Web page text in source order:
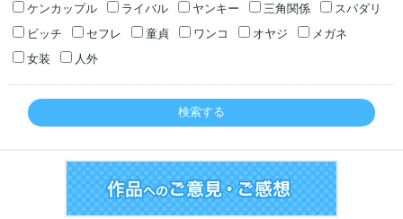
ケンカップル
ライバル ヤンキー 三角関係
スパダリ
ビッチ
セフレ 童貞 ワンコ オヤジ
メガネ
女装
人外
検索する